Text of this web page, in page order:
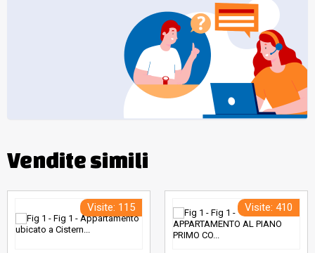
Vendite simili
Visite: 115 Visite: 410